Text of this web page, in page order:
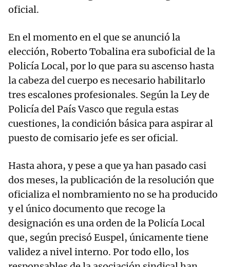
oficial.
En el momento en el que se anunció la
elección, Roberto Tobalina era suboficial de la
Policía Local, por lo que para su ascenso hasta
la cabeza del cuerpo es necesario habilitarlo
tres escalones profesionales. Según la Ley de
Policía del País Vasco que regula estas
cuestiones, la condición básica para aspirar al
puesto de comisario jefe es ser oficial.
Hasta ahora, y pese a que ya han pasado casi
dos meses, la publicación de la resolución que
oficializa el nombramiento no se ha producido
y el único documento que recoge la
designación es una orden de la Policía Local
que, según precisó Euspel, únicamente tiene
validez a nivel interno. Por todo ello, los